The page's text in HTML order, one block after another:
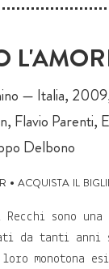
— Italia,
Flavio Parenti,
Delbono
•acquista il
Recchi sono
da tanti anni
monotona